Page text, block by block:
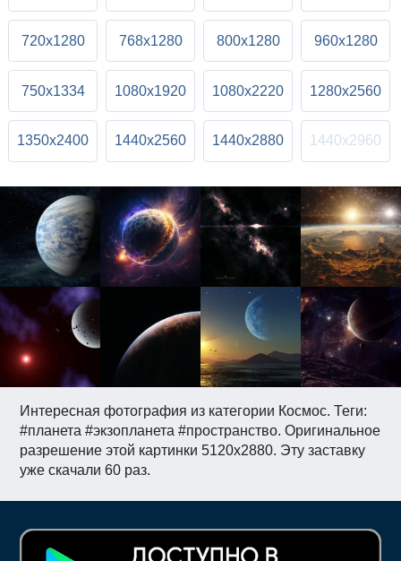
Интересная фотография из категории Космос. Теги:
#планета #экзопланета #пространство. Оригинальное
разрешение этой картинки 5120x2880. Эту заставку
уже скачали 60 раз.
720x1280 768x1280 800x1280 960x1280
750x1334 1080x1920 1080x2220 1280x2560
1350x2400 1440x2560 1440x2880 1440x2960